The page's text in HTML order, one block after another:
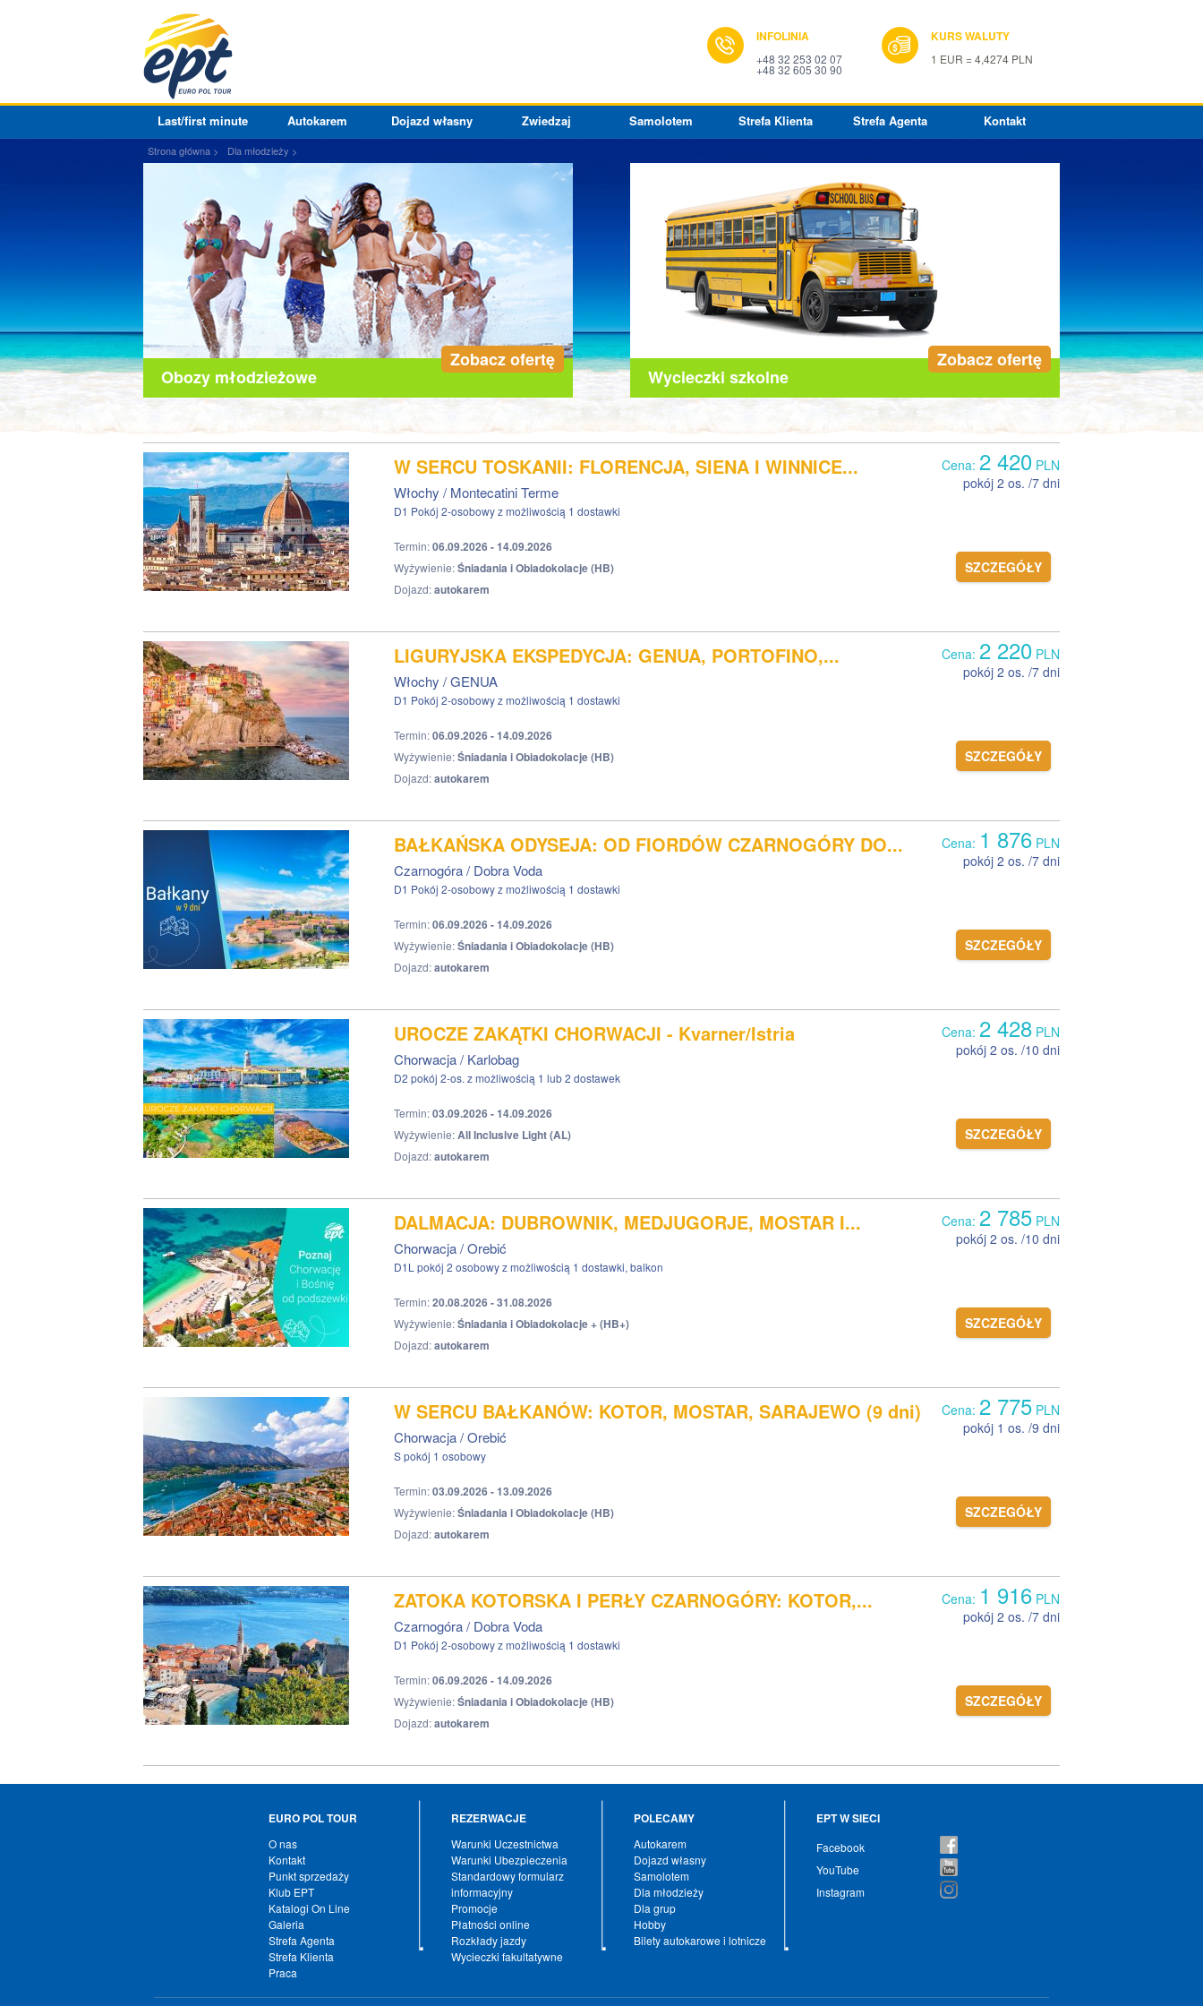
INFOLINIA
+48 32 253 02 07
+48 32 605 30 90
KURS WALUTY
1 EUR = 4,4274 PLN
Last/first minute Autokarem Dojazd własny Zwiedzaj Samolotem Strefa Klienta Strefa Agenta Kontakt
Strona główna Dla młodzieży
Obozy młodzieżowe
Zobacz ofertę
Wycieczki szkolne
Zobacz ofertę
Cena: 2 420 PLN
pokój 2 os. /7 dni
SZCZEGÓŁY
W SERCU TOSKANII: FLORENCJA, SIENA I WINNICE...
Włochy / Montecatini Terme
D1 Pokój 2-osobowy z możliwością 1 dostawki
Termin:06.09.2026 - 14.09.2026
Wyżywienie:Śniadania i Obiadokolacje (HB)
Dojazd:autokarem
Cena: 2 220 PLN
pokój 2 os. /7 dni
SZCZEGÓŁY
LIGURYJSKA EKSPEDYCJA: GENUA, PORTOFINO,...
Włochy / GENUA
D1 Pokój 2-osobowy z możliwością 1 dostawki
Termin:06.09.2026 - 14.09.2026
Wyżywienie:Śniadania i Obiadokolacje (HB)
Dojazd:autokarem
Cena: 1 876 PLN
pokój 2 os. /7 dni
SZCZEGÓŁY
BAŁKAŃSKA ODYSEJA: OD FIORDÓW CZARNOGÓRY DO...
Czarnogóra / Dobra Voda
D1 Pokój 2-osobowy z możliwością 1 dostawki
Termin:06.09.2026 - 14.09.2026
Wyżywienie:Śniadania i Obiadokolacje (HB)
Dojazd:autokarem
Cena: 2 428 PLN
pokój 2 os. /10 dni
SZCZEGÓŁY
UROCZE ZAKĄTKI CHORWACJI - Kvarner/Istria
Chorwacja / Karlobag
D2 pokój 2-os. z możliwością 1 lub 2 dostawek
Termin:03.09.2026 - 14.09.2026
Wyżywienie:All Inclusive Light (AL)
Dojazd:autokarem
Cena: 2 785 PLN
pokój 2 os. /10 dni
SZCZEGÓŁY
DALMACJA: DUBROWNIK, MEDJUGORJE, MOSTAR I...
Chorwacja / Orebić
D1L pokój 2 osobowy z możliwością 1 dostawki, balkon
Termin:20.08.2026 - 31.08.2026
Wyżywienie:Śniadania i Obiadokolacje + (HB+)
Dojazd:autokarem
Cena: 2 775 PLN
pokój 1 os. /9 dni
SZCZEGÓŁY
W SERCU BAŁKANÓW: KOTOR, MOSTAR, SARAJEWO (9 dni)
Chorwacja / Orebić
S pokój 1 osobowy
Termin:03.09.2026 - 13.09.2026
Wyżywienie:Śniadania i Obiadokolacje (HB)
Dojazd:autokarem
Cena: 1 916 PLN
pokój 2 os. /7 dni
SZCZEGÓŁY
ZATOKA KOTORSKA I PERŁY CZARNOGÓRY: KOTOR,...
Czarnogóra / Dobra Voda
D1 Pokój 2-osobowy z możliwością 1 dostawki
Termin:06.09.2026 - 14.09.2026
Wyżywienie:Śniadania i Obiadokolacje (HB)
Dojazd:autokarem
EURO POL TOUR
O nas
Kontakt
Punkt sprzedaży
Klub EPT
Katalogi On Line
Galeria
Strefa Agenta
Strefa Klienta
Praca
REZERWACJE
Warunki Uczestnictwa
Warunki Ubezpieczenia
Standardowy formularz
informacyjny
Promocje
Płatności online
Rozkłady jazdy
Wycieczki fakultatywne
POLECAMY
Autokarem
Dojazd własny
Samolotem
Dla młodzieży
Dla grup
Hobby
Bilety autokarowe i lotnicze
EPT W SIECI
Facebook
YouTube
Instagram